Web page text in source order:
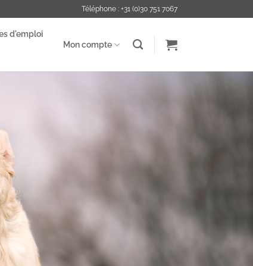
Téléphone : +31 (0)30 751 7067
d'emploi
Mon compte